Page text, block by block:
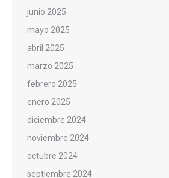
junio 2025
mayo 2025
abril 2025
marzo 2025
febrero 2025
enero 2025
diciembre 2024
noviembre 2024
octubre 2024
septiembre 2024